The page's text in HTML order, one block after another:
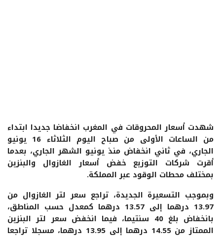
شهدت أسعار المحروقات في المغرب انخفاضا جديدا ابتداء
من الساعات الأولى من صباح اليوم الثلاثاء 16 يونيو
الجاري، في ثاني انخفاض منذ يونيو الشهر الجاري، بعدما
أقرت شركات التوزيع خفض أسعار الغازوال والبنزين
بمختلف محطات الوقود عبر المملكة.
وبموجب التسعيرة الجديدة، تراجع سعر لتر الغازوال من
13.97 درهما إلى 13.57 درهما كمعدل حسب المناطق،
بانخفاض بلغ 40 سنتيما، فيما انخفض سعر لتر البنزين
الممتاز من 14.55 درهما إلى 13.95 درهما، مسجلا تراجعا